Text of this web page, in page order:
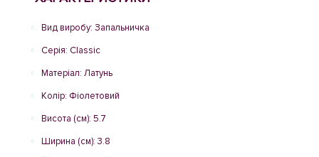
Вид виробу: Запальничка
Серія: Classic
Матеріал: Латунь
Колір: Фіолетовий
Висота (см): 5.7
Ширина (см): 3.8